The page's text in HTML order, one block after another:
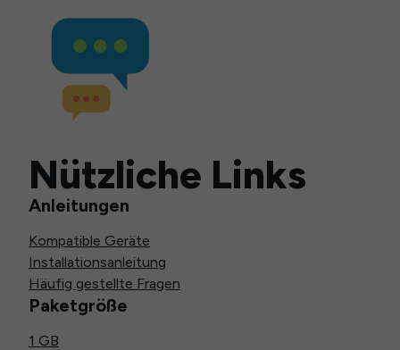
Nützliche Links
Anleitungen
Kompatible Geräte
Installationsanleitung
Häufig gestellte Fragen
Paketgröße
1 GB